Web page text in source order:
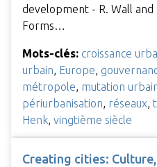
development - R. Wall and
Forms…
Mots-clés: croissance
urbain, Europe,
métropole, mutation
périurbanisation, réseaux,
Henk, vingtième siècle
Creating cities: Culture,